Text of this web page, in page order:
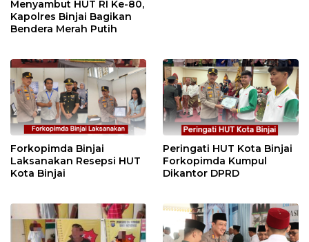
Menyambut HUT RI Ke-80,
Kapolres Binjai Bagikan
Bendera Merah Putih
Forkopimda Binjai
Laksanakan Resepsi HUT
Kota Binjai
Peringati HUT Kota Binjai
Forkopimda Kumpul
Dikantor DPRD